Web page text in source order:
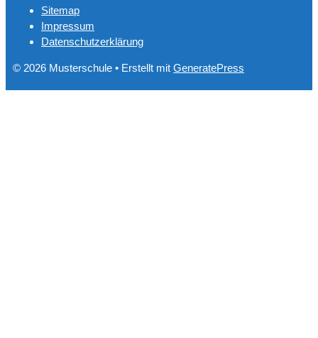
Sitemap
Impressum
Datenschutzerklärung
© 2026 Musterschule • Erstellt mit GeneratePress